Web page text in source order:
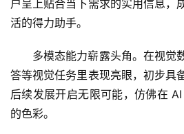
户呈上贴合当下需求的实用信息，
活的得力助手。
多模态能力崭露头角。在视觉
答等视觉任务里表现亮眼，初步具
后续发展开启无限可能，仿佛在
的色彩。